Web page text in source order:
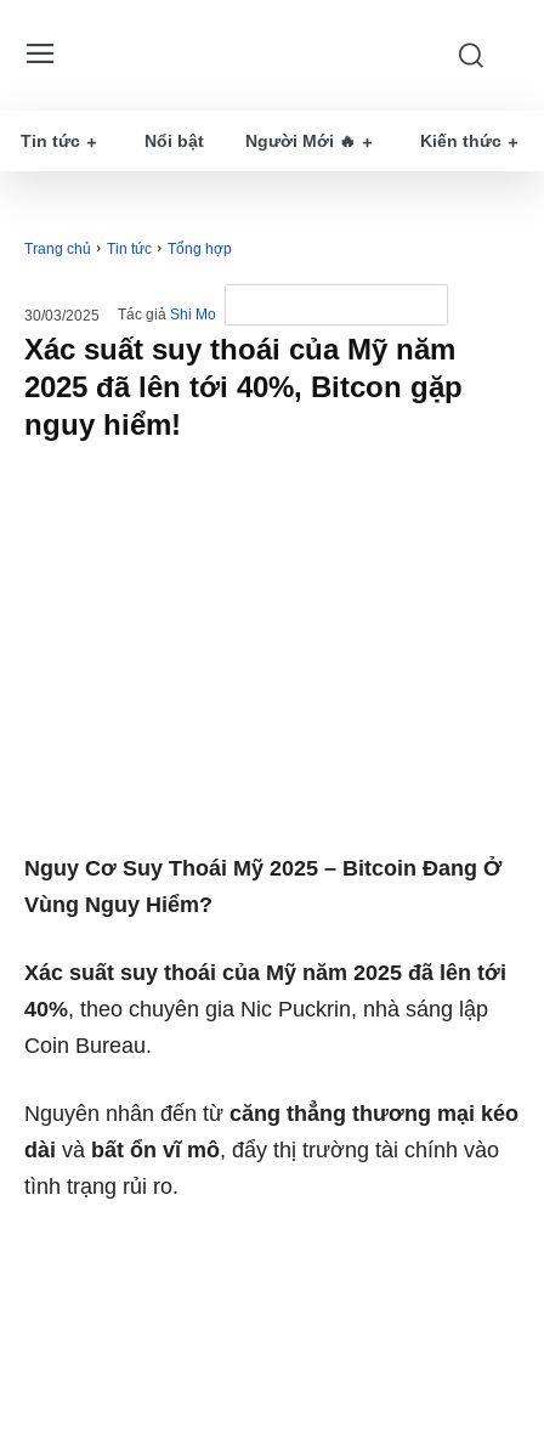
Tin tức Nổi bật Người Mới 🔥 Kiến thức
Trang chủ Tin tức Tổng hợp
30/03/2025 Tác giả Shi Mo
Xác suất suy thoái của Mỹ năm
2025 đã lên tới 40%, Bitcon gặp
nguy hiểm!
Nguy Cơ Suy Thoái Mỹ 2025 – Bitcoin Đang Ở
Vùng Nguy Hiểm?
Xác suất suy thoái của Mỹ năm 2025 đã lên tới
40%, theo chuyên gia Nic Puckrin, nhà sáng lập
Coin Bureau.
Nguyên nhân đến từ căng thẳng thương mại kéo
dài và bất ổn vĩ mô, đẩy thị trường tài chính vào
tình trạng rủi ro.